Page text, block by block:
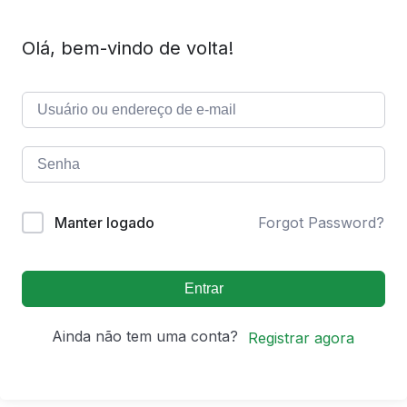
Olá, bem-vindo de volta!
Manter logado Forgot Password?
Entrar
Ainda não tem uma conta? Registrar agora